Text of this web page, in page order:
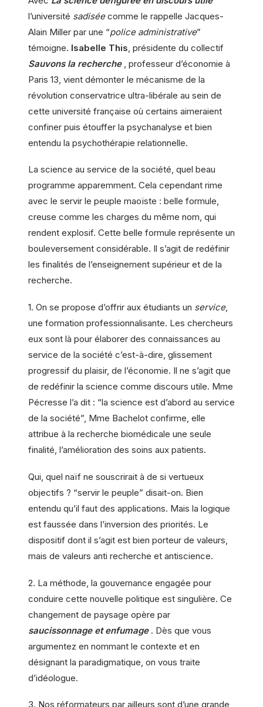
l’université sadiséecomme le rappelle Jacques-
Alain Miller par une “police administrative”
témoigne. Isabelle This , présidente du collectif
Sauvons la recherche
, professeur d’économie à
Paris 13, vient démonter le mécanisme de la
révolution conservatrice ultra-libérale au sein de
cette université française où certains aimeraient
confiner puis étouffer la psychanalyse et bien
entendu la psychothérapie relationnelle.
La science au service de la société, quel beau
programme apparemment. Cela cependant rime
avec le servir le peuple maoïste : belle formule,
creuse comme les charges du même nom, qui
rendent explosif. Cette belle formule représente un
bouleversement considérable. Il s’agit de redéfinir
les finalités de l’enseignement supérieur et de la
recherche.
1. On se propose d’offrir aux étudiants un service,
une formation professionnalisante. Les chercheurs
eux sont là pour élaborer des connaissances au
service de la société c’est-à-dire, glissement
progressif du plaisir, de l’économie. Il ne s’agit que
de redéfinir la science comme discours utile. Mme
Pécresse l’a dit : “la science est d’abord au service
de la société”, Mme Bachelot confirme, elle
attribue à la recherche biomédicale une seule
finalité, l’amélioration des soins aux patients.
Qui, quel naïf ne souscrirait à de si vertueux
objectifs ? “servir le peuple” disait-on. Bien
entendu qu’il faut des applications. Mais la logique
est faussée dans l’inversion des priorités. Le
dispositif dont il s’agit est bien porteur de valeurs,
mais de valeurs anti recherche et antiscience.
2. La méthode, la gouvernance engagée pour
conduire cette nouvelle politique est singulière. Ce
changement de paysage opère par
saucissonnage et enfumage . Dès que vous
argumentez en nommant le contexte et en
désignant la paradigmatique, on vous traite
d’idéologue.
3. Nos réformateurs par ailleurs sont d’une grande